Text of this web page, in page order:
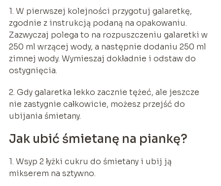
1. W pierwszej kolejności przygotuj galaretkę,
zgodnie z instrukcją podaną na opakowaniu.
Zazwyczaj polega to na rozpuszczeniu galaretki w
250 ml wrzącej wody, a następnie dodaniu 250 ml
zimnej wody. Wymieszaj dokładnie i odstaw do
ostygnięcia.
2. Gdy galaretka lekko zacznie tężeć, ale jeszcze
nie zastygnie całkowicie, możesz przejść do
ubijania śmietany.
Jak ubić śmietanę na piankę?
1. Wsyp 2 łyżki cukru do śmietany i ubij ją
mikserem na sztywno.